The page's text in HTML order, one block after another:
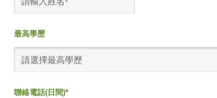
最高學歷
請選擇最高學歷
聯絡電話(日間)*